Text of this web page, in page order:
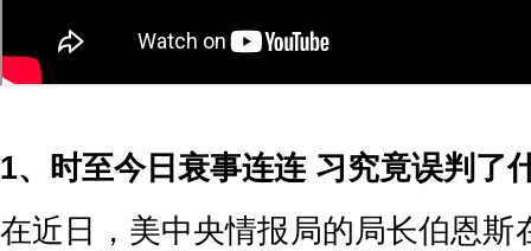
1、时至今日衰事连连 习究竟误判了
在近日，美中央情报局的局长伯恩斯